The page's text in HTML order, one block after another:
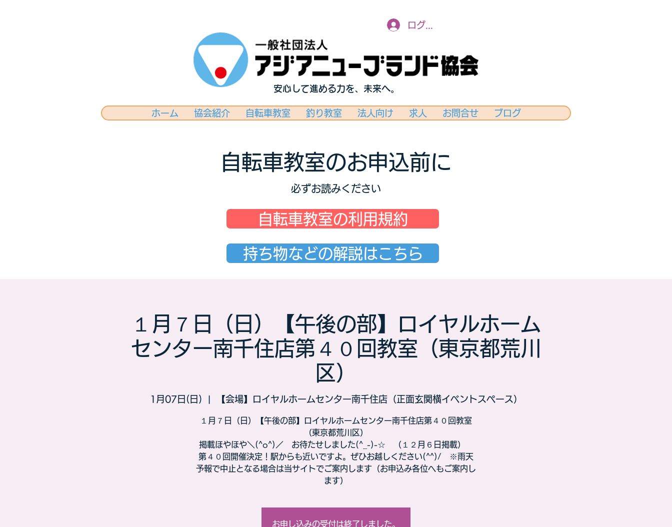
安心して進める力を、未来へ。
ログイン
ホーム 協会紹介 自転車教室 釣り教室 法人向け 求人 お問合せ ブログ
自転車教室のお申込前に
必ずお読みください
自転車教室の利用規約
持ち物などの解説はこちら
１月７日（日）【午後の部】ロイヤルホーム
センター南千住店第４０回教室（東京都荒川
区）
1月07日(日) 【会場】ロイヤルホームセンター南千住店（正面玄関横イベントスペース）
１月７日（日）【午後の部】ロイヤルホームセンター南千住店第４０回教室
（東京都荒川区）
​掲載ほやほや＼(^o^)／ お待たせしました(^_-)-☆ （１２月６日掲載）
第４０回開催決定！駅からも近いですよ。ぜひお越しください(^^)/ ※雨天
予報で中止となる場合は当サイトでご案内します（お申込み各位へもご案内し
ます）
お申し込みの受付は終了しました。